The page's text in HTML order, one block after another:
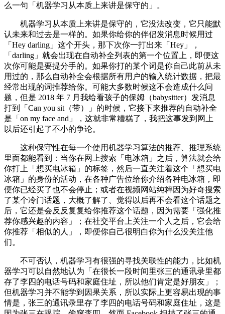
么一句「机器学习从本质上来讲是保守的」。
机器学习从本质上来讲是保守的，它没法改变，它只能默
认未来和过去是一样的。如果你给你的伴侣发消息时候用过
「Hey darling」这个开头，那下次你一打出来「Hey」，
「darling」就会出现在自动补全列表的第一个位置上，即便这
次你可能是要提分手的。如果你打的某个词是你自己此前从未
用过的，那么自动补全会根据所有用户的输入统计数据，把最
经常出现的词推荐给你。可能大多数时候这不会造成什么问
题，但是 2018 年 7 月我给看孩子的保姆（babysitter）发消息
打到「Can you sit（带）」的时候，它接下来推荐的自动补全
是「on my face and」，这就非常糟糕了，我把这事发到网上
以后还引起了不小的争论。
这种保守性在每一个使用机器学习算法的推荐、推理系统
里面都能看到：当你在网上搜索「电冰箱」之后，算法就会给
你打上「想买电冰箱」的标签，然后一直关注着这个「想买电
冰箱」的身份的活动，在各种广告位给你介绍各种电冰箱，即
便你已经买了也不会停止；或者在视频网站纯粹因为好奇搜索
了某个冷门话题，大概了解了、觉得以后再不会看这个话题之
后，它还是会反反复复给你推荐这个话题，因为需要「强化推
荐你感兴趣的内容」；在社交平台上关注一个人之后，它会给
你推荐「相似的人」，即便你自己很明白你为什么没关注他
们。
不可否认，机器学习有很强的寻找关联性的能力，比如机
器学习可以自然地认为「在很长一段时间里张三的通讯录里都
存了李四的电话号码和家庭住址，所以他们肯定是好朋友」；
但机器学习并不能学到因果关系，所以实际上更容易出现的事
情是，张三的通讯录里存了李四的电话号码和家庭住址，这是